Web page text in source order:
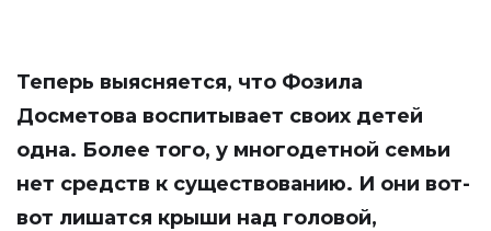
Теперь выясняется, что Фозила
Досметова воспитывает своих детей
одна. Более того, у многодетной семьи
нет средств к существованию. И они вот-
вот лишатся крыши над головой,